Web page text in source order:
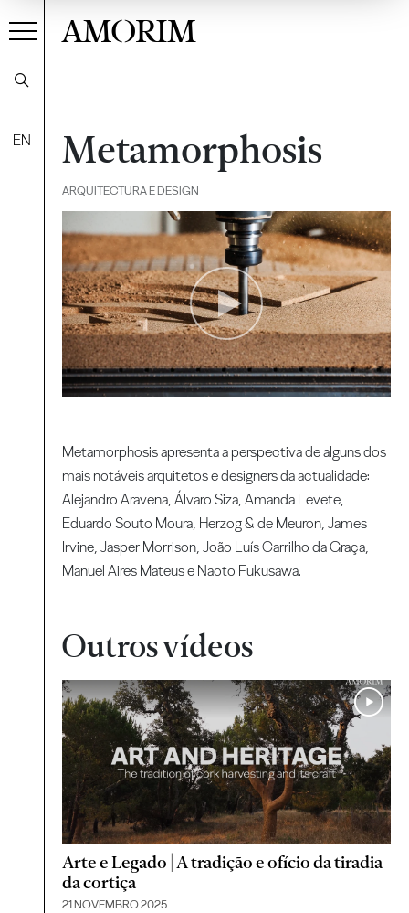
EN
AMORIM
Metamorphosis
ARQUITECTURA E DESIGN
Metamorphosis apresenta a perspectiva de alguns dos
mais notáveis arquitetos e designers da actualidade:
Alejandro Aravena, Álvaro Siza, Amanda Levete,
Eduardo Souto Moura, Herzog & de Meuron, James
Irvine, Jasper Morrison, João Luís Carrilho da Graça,
Manuel Aires Mateus e Naoto Fukusawa.
Outros vídeos
Arte e Legado | A tradição e ofício da tiradia
da cortiça
21 NOVEMBRO 2025